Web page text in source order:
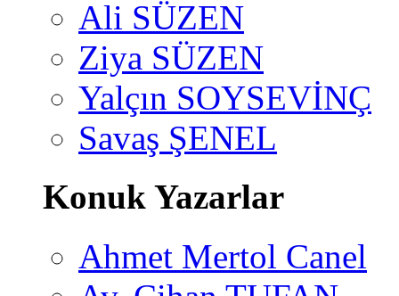
Ali SÜZEN
Ziya SÜZEN
Yalçın SOYSEVİNÇ
Savaş ŞENEL
Konuk Yazarlar
Ahmet Mertol Canel